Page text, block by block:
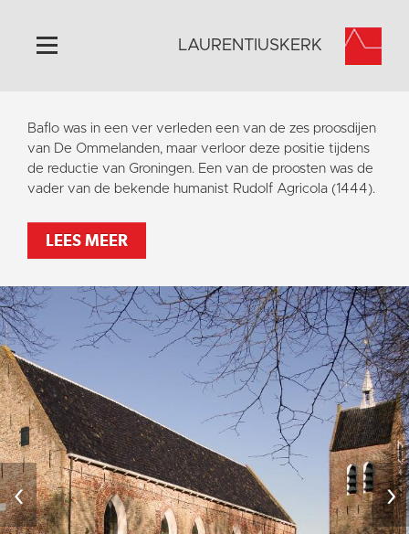
Home
Algemeen
Historie
Activiteiten
Contact
Vaktaal
LAURENTIUSKERK
Baflo was in een ver verleden een van de zes proosdijen
van De Ommelanden, maar verloor deze positie tijdens
de reductie van Groningen. Een van de proosten was de
vader van de bekende humanist Rudolf Agricola (1444).
LEES MEER
‹ ›